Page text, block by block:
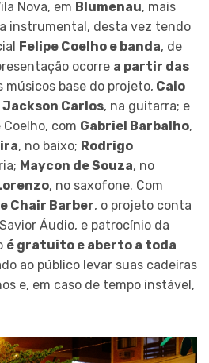
Nova, em Blumenau, mais
instrumental, desta vez tendo
Felipe Coelho e banda, de
ocorre a partir das
músicos base do projeto, Caio
Jackson Carlos, na guitarra; e
Coelho, com Gabriel Barbalho,
, no baixo; Rodrigo
Maycon de Souza, no
, no saxofone. Com
Chair Barber, o projeto conta
Áudio, e patrocínio da
é gratuito e aberto a toda
ao público levar suas cadeiras
e, em caso de tempo instável,